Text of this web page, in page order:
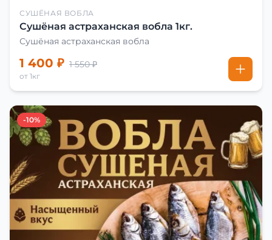
СУШЁНАЯ ВОБЛА
Сушёная астраханская вобла 1кг.
Сушёная астраханская вобла
1 400 ₽ 1 550 ₽
от 1кг
-10%